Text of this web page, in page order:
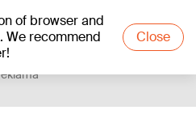
of browser and
We recommend
Close